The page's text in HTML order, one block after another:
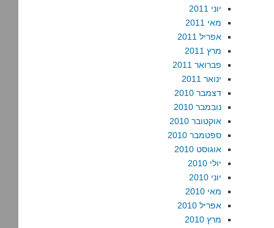
יוני 2011
מאי 2011
אפריל 2011
מרץ 2011
פברואר 2011
ינואר 2011
דצמבר 2010
נובמבר 2010
אוקטובר 2010
ספטמבר 2010
אוגוסט 2010
יולי 2010
יוני 2010
מאי 2010
אפריל 2010
מרץ 2010